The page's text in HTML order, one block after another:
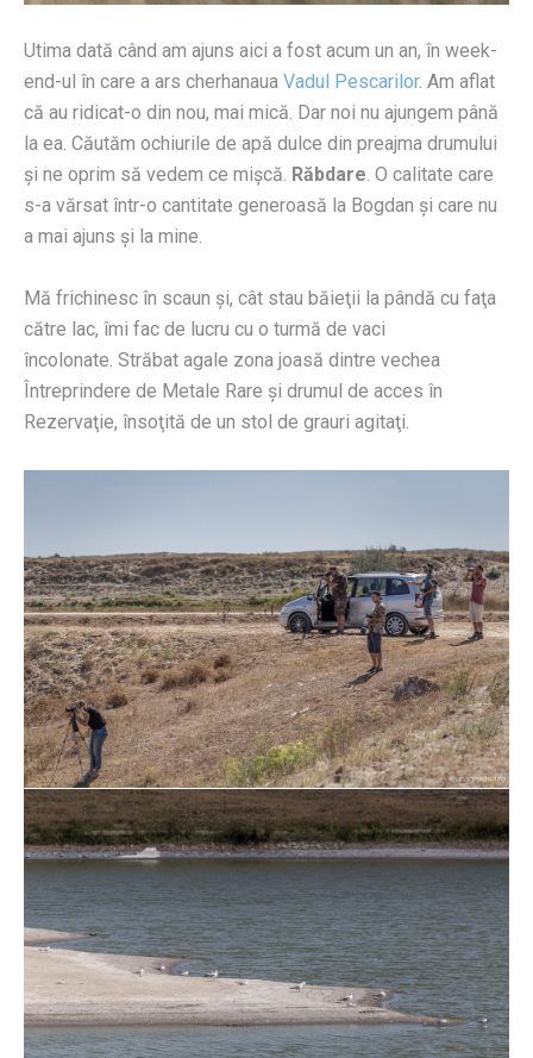
Utima dată când am ajuns aici a fost acum un an, în week-
end-ul în care a ars cherhanaua Vadul Pescarilor. Am aflat
că au ridicat-o din nou, mai mică. Dar noi nu ajungem până
la ea. Căutăm ochiurile de apă dulce din preajma drumului
şi ne oprim să vedem ce mişcă. Răbdare . O calitate care
s-a vărsat într-o cantitate generoasă la Bogdan şi care nu
a mai ajuns şi la mine.
Mă frichinesc în scaun şi, cât stau băieţii la pândă cu faţa
către lac, îmi fac de lucru cu o turmă de vaci
încolonate. Străbat agale zona joasă dintre vechea
Întreprindere de Metale Rare şi drumul de acces în
Rezervaţie, însoţită de un stol de grauri agitaţi.